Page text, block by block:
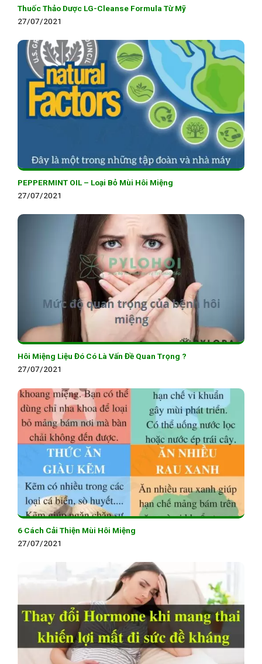
Thuốc Thảo Dược LG-Cleanse Formula Từ Mỹ
27/07/2021
PEPPERMINT OIL – Loại Bỏ Mùi Hôi Miệng
27/07/2021
Hôi Miệng Liệu Đó Có Là Vấn Đề Quan Trọng ?
27/07/2021
6 Cách Cải Thiện Mùi Hôi Miệng
27/07/2021